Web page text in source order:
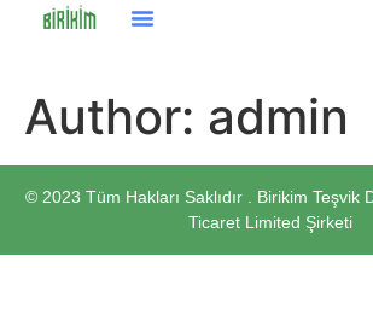
Author: admin
© 2023 Tüm Hakları Saklıdır . Birikim Teşvik
Ticaret Limited Şirketi